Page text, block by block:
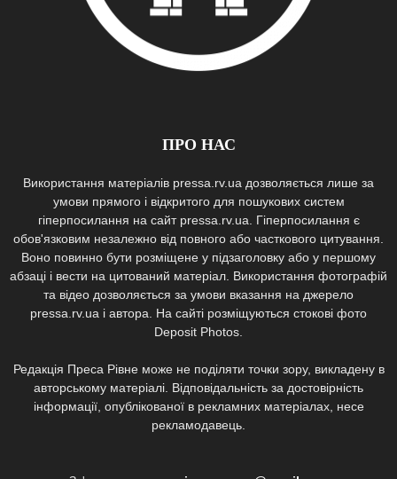
ПРО НАС
Використання матеріалів pressa.rv.ua дозволяється лише за
умови прямого і відкритого для пошукових систем
гіперпосилання на сайт pressa.rv.ua. Гіперпосилання є
обов'язковим незалежно від повного або часткового цитування.
Воно повинно бути розміщене у підзаголовку або у першому
абзаці і вести на цитований матеріал. Використання фотографій
та відео дозволяється за умови вказання на джерело
pressa.rv.ua і автора. На сайті розміщуються стокові фото
Deposit Photos.
Редакція Преса Рівне може не поділяти точки зору, викладену в
авторському матеріалі. Відповідальність за достовірність
інформації, опублікованої в рекламних матеріалах, несе
рекламодавець.